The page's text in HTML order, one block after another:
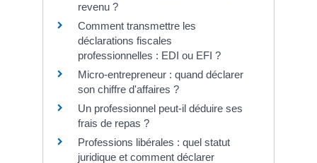
revenu ?
Comment transmettre les
déclarations fiscales
professionnelles : EDI ou EFI ?
Micro-entrepreneur : quand déclarer
son chiffre d'affaires ?
Un professionnel peut-il déduire ses
frais de repas ?
Professions libérales : quel statut
juridique et comment déclarer